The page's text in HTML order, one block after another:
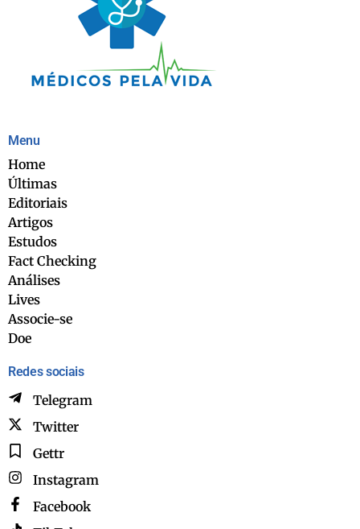
Menu
Home
Últimas
Editoriais
Artigos
Estudos
Fact Checking
Análises
Lives
Associe-se
Doe
Redes sociais
Telegram
Twitter
Gettr
Instagram
Facebook